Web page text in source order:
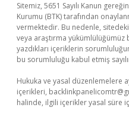
Sitemiz, 5651 Sayılı Kanun
Kurumu (BTK) tarafından
vermektedir. Bu nedenle,
veya araştırma
yazdıkları içeriklerin
bu sorumluluğu kabul etmiş
Hukuka ve yasal düzenlemelere
içerikleri,
halinde, ilgili içerikler yasal süre